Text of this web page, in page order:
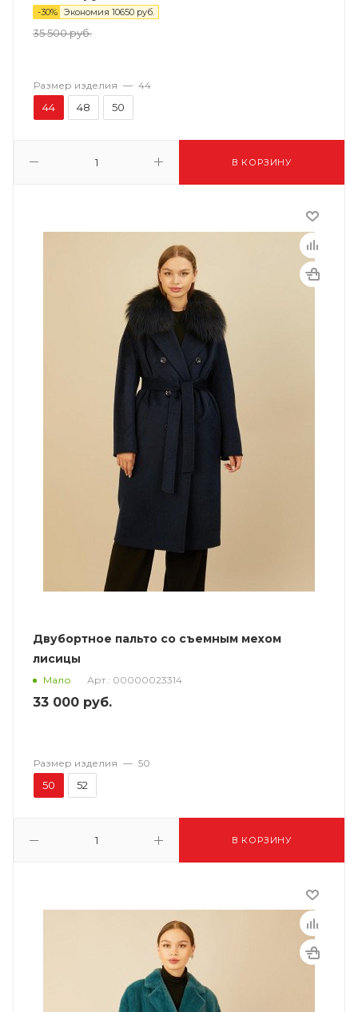
-30% Экономия 10650 руб.
35 500руб.
В КОРЗИНУ
Размер изделия — 44
44 48 50
Двубортное пальто со съемным мехом
лисицы
Мало Арт.: 00000023314
33 000 руб.
В КОРЗИНУ
Размер изделия — 50
50 52